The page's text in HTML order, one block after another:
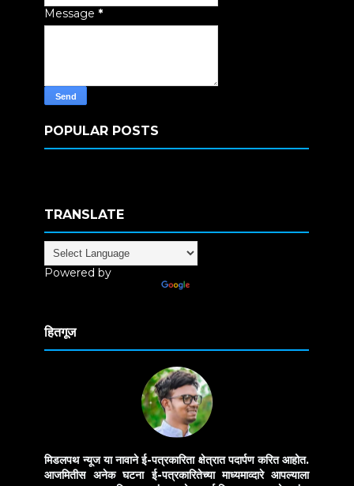
Message *
POPULAR POSTS
TRANSLATE
Powered by
हितगूज
मिडलपथ न्यूज या नावाने ई-पत्रकारिता क्षेत्रात पदार्पण करित आहोत.
आजमितीस अनेक घटना ई-पत्रकारितेच्या माध्यमाव्दारे आपल्याला